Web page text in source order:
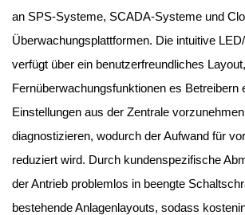
an SPS-Systeme, SCADA-Systeme und
Überwachungsplattformen. Die intuitive
verfügt über ein benutzerfreundliches
Fernüberwachungsfunktionen es Betreibern
Einstellungen aus der Zentrale
diagnostizieren, wodurch der Aufwand für
reduziert wird. Durch kundenspezifische
der Antrieb problemlos in beengte
bestehende Anlagenlayouts, sodass